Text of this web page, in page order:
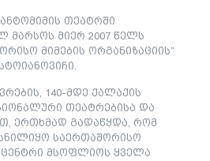
თეატრში
მარსოს მიერ 2007 წელს
მიმების ორგანიზაციის”
140-მდე ქალაქის
თეატრებისა და
ერთხმად გადაწყდა, რომ
საერთაშორისო
ცენტრი მსოფლიოს ყველა